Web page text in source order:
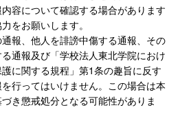
容について確認する場合があります
をお願いします。
報、他人を誹謗中傷する通報、その
通報及び「学校法人東北学院におけ
に関する規程」第1条の趣旨に反す
行ってはいけません。この場合は本
き懲戒処分となる可能性がありま